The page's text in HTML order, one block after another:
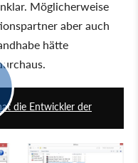
Möglicherweise
aber auch
hätte
die Entwickler der